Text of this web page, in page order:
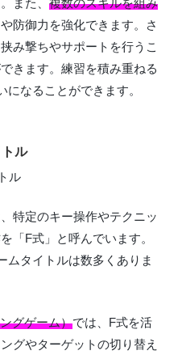
また、 複数のスキルを組み
防御力を強化できます。さ
み撃ちやサポートを行うこ
きます。練習を積み重ねる
なることができます。
ル
特定のキー操作やテクニッ
「F式」と呼んでいます。
ムタイトルは数多くありま
グゲーム）では、F式を活
グやターゲットの切り替え